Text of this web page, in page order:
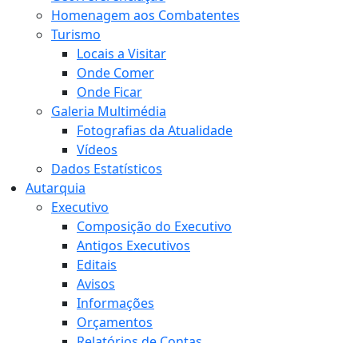
Homenagem aos Combatentes
Turismo
Locais a Visitar
Onde Comer
Onde Ficar
Galeria Multimédia
Fotografias da Atualidade
Vídeos
Dados Estatísticos
Autarquia
Executivo
Composição do Executivo
Antigos Executivos
Editais
Avisos
Informações
Orçamentos